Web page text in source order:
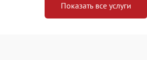
Показать все услуги